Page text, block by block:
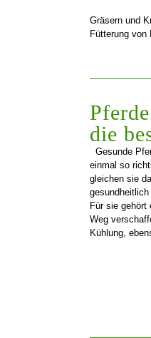
Gräsern und
Fütterung von
die
Gesunde
einmal so
gleichen sie
Für sie gehört
Weg
Kühlung,